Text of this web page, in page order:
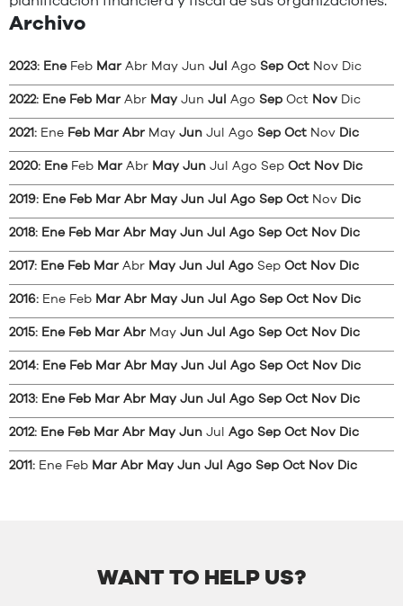
Archivo
2023: Ene Feb Mar Abr May Jun Jul Ago Sep Oct Nov Dic
2022: Ene Feb Mar Abr May Jun Jul Ago Sep Oct Nov Dic
2021: Ene Feb Mar Abr May Jun Jul Ago Sep Oct Nov Dic
2020: Ene Feb Mar Abr May Jun Jul Ago Sep Oct Nov Dic
2019: Ene Feb Mar Abr May Jun Jul Ago Sep Oct Nov Dic
2018: Ene Feb Mar Abr May Jun Jul Ago Sep Oct Nov Dic
2017: Ene Feb Mar Abr May Jun Jul Ago Sep Oct Nov Dic
2016: Ene Feb Mar Abr May Jun Jul Ago Sep Oct Nov Dic
2015: Ene Feb Mar Abr May Jun Jul Ago Sep Oct Nov Dic
2014: Ene Feb Mar Abr May Jun Jul Ago Sep Oct Nov Dic
2013: Ene Feb Mar Abr May Jun Jul Ago Sep Oct Nov Dic
2012: Ene Feb Mar Abr May Jun Jul Ago Sep Oct Nov Dic
2011: Ene Feb Mar Abr May Jun Jul Ago Sep Oct Nov Dic
WANT TO HELP US?